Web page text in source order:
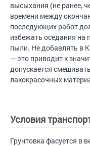
высыхания (не ранее,
времени между
последующих работ
избежать оседания на
пыли. Не добавлять в
— это приводит к
допускается
лакокрасочных
Условия
Грунтовка фасуется в